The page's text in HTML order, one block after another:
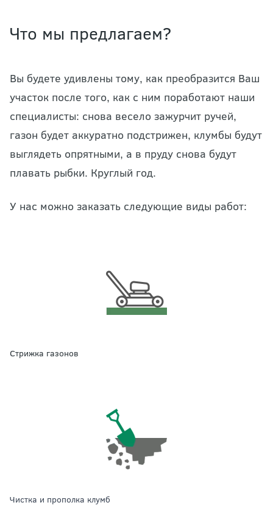
Что мы предлагаем?
Вы будете удивлены тому, как преобразится Ваш
участок после того, как с ним поработают наши
специалисты: снова весело зажурчит ручей,
газон будет аккуратно подстрижен, клумбы будут
выглядеть опрятными, а в пруду снова будут
плавать рыбки. Круглый год.
У нас можно заказать следующие виды работ:
стрижка газонов
чистка и прополка клумб